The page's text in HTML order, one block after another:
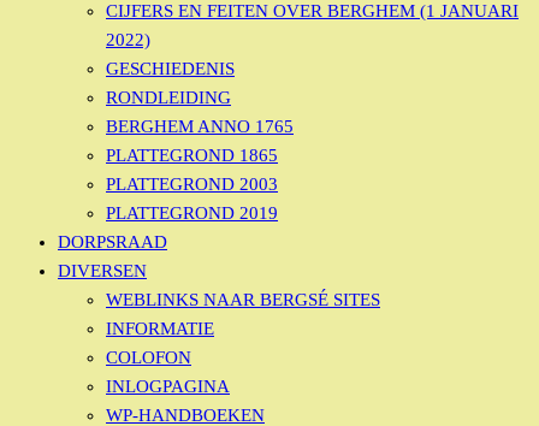
CIJFERS EN FEITEN OVER BERGHEM (1 JANUARI
2022)
GESCHIEDENIS
RONDLEIDING
BERGHEM ANNO 1765
PLATTEGROND 1865
PLATTEGROND 2003
PLATTEGROND 2019
DORPSRAAD
DIVERSEN
WEBLINKS NAAR BERGSÉ SITES
INFORMATIE
COLOFON
INLOGPAGINA
WP-HANDBOEKEN